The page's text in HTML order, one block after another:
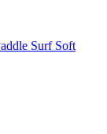
Surf Soft